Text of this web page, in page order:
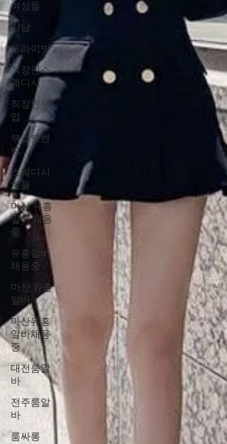
여성들
강남
프라이빗
직장인스
웨디시
직장인부
업
부업트렌
드
스웨디시
핫플
마산 유흥
알바 채용
중
유흥알바
채용중
마산 유흥
알바
마산유흥
알바채용
중
대전룸알
바
전주룸알
바
룸싸롱